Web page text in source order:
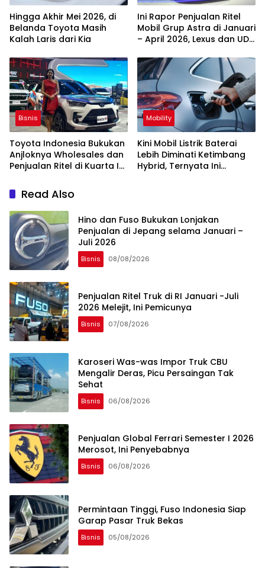
Hingga Akhir Mei 2026, di
Belanda Toyota Masih
Kalah Laris dari Kia
Ini Rapor Penjualan Ritel
Mobil Grup Astra di Januari
– April 2026, Lexus dan UD
Bisnis
Toyota Indonesia Bukukan
Anjloknya Wholesales dan
Penjualan Ritel di Kuarta I
Mobility
Kini Mobil Listrik Baterai
Lebih Diminati Ketimbang
Hybrid, Ternyata Ini
Read Also
Hino dan Fuso Bukukan Lonjakan
Penjualan di Jepang selama Januari –
Juli 2026
Bisnis 08/08/2026
Penjualan Ritel Truk di RI Januari -Juli
2026 Melejit, Ini Pemicunya
Bisnis 07/08/2026
Karoseri Was-was Impor Truk CBU
Mengalir Deras, Picu Persaingan Tak
Sehat
Bisnis 06/08/2026
Penjualan Global Ferrari Semester I 2026
Merosot, Ini Penyebabnya
Bisnis 06/08/2026
Permintaan Tinggi, Fuso Indonesia Siap
Garap Pasar Truk Bekas
Bisnis 05/08/2026